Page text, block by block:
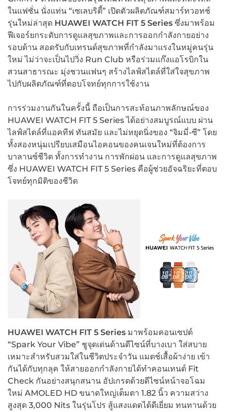
ในแฟชั่น นั่งแท่น “เซเลบริตี้” เปิดตัวผลิตภัณฑ์สมาร์ทวอทช์
รุ่นใหม่ล่าสุด HUAWEI WATCH FIT 5 Series ซึ่งมาพร้อม
ฟีเจอร์ยกระดับการดูแลสุขภาพและการออกกำลังกายอย่าง
รอบด้าน สอดรับกับเทรนด์สุขภาพที่กำลังมาแรงในหมู่คนรุ่น
ใหม่ ไม่ว่าจะเป็นไปวิ่ง Run Club หรือร่วมแก๊งแอโรบิกใน
สวนสาธารณะ มุ่งชวนแฟนๆ สร้างไลฟ์สไตล์ที่ใส่ใจสุขภาพ
ไปกับผลิตภัณฑ์ที่ตอบโจทย์ทุกการใช้งาน
การร่วมงานกันในครั้งนี้ ถือเป็นการสะท้อนภาพลักษณ์ของ
HUAWEI WATCH FIT 5 Series ได้อย่างสมบูรณ์แบบ ผ่าน
ไลฟ์สไตล์ที่แอคทีฟ ทันสมัย และไม่หยุดนิ่งของ “จิมมี่-ซี” โดย
ทั้งสองหนุ่มเปรียบเสมือนไอคอนของคนเจนใหม่ที่ต้องการ
บาลานซ์ชีวิต ทั้งการทำงาน การพักผ่อน และการดูแลสุขภาพ
ซึ่ง HUAWEI WATCH FIT 5 Series คือผู้ช่วยอัจฉริยะที่ตอบ
โจทย์ทุกมิติของชีวิต
HUAWEI WATCH FIT 5 Series มาพร้อมคอนเซปต์
“Spark Your Vibe” ชูจุดเด่นด้านดีไซน์ที่บางเบา ใส่สบาย
เหมาะสำหรับสวมใส่ในชีวิตประจำวัน แมตช์เสื้อผ้าง่าย เข้า
กันได้กับทุกลุค ให้สายออกกำลังกายได้ทำคอนเทนต์ Fit
Check กันอย่างสนุกสนาน อัปเกรดด้วยดีไซน์หน้าจอโฉม
ใหม่ AMOLED HD ขนาดใหญ่เต็มตา 1.82 นิ้ว ความสว่าง
สูงสุด 3,000 Nits ในรุ่นโปร สู้แสงแดดได้ดีเยี่ยม ทนทานด้วย